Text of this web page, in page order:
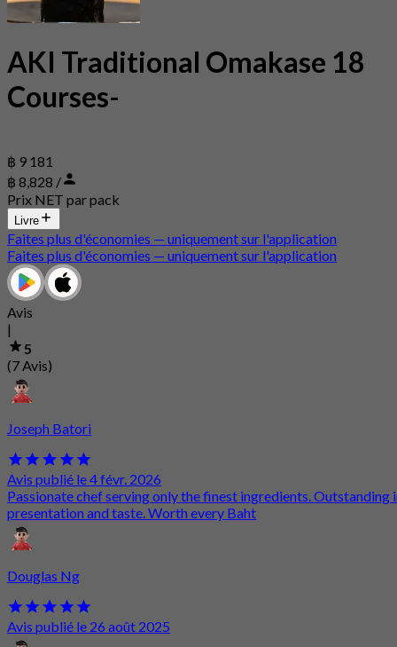
AKI Traditional Omakase 18
Courses-
฿ 9 181
฿ 8,828 /
Prix NET par pack
Livre
Faites plus d'économies — uniquement sur l'application
Faites plus d'économies — uniquement sur l'application
Avis
|
5
(7 Avis)
Joseph Batori
Avis publié le 4 févr. 2026
Passionate chef serving only the finest ingredients. Outstanding
presentation and taste. Worth every Baht
Douglas Ng
Avis publié le 26 août 2025